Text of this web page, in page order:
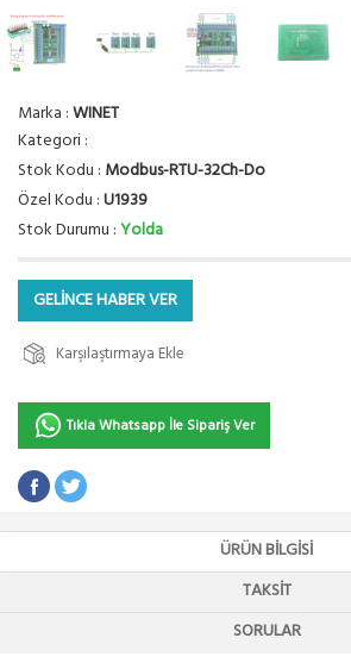
Marka :WINET
Kategori :
Stok Kodu : Modbus-RTU-32Ch-Do
Özel Kodu :U1939
Stok Durumu :Yolda
GELİNCE HABER VER
Karşılaştırmaya Ekle
Tıkla Whatsapp İle Sipariş Ver
ÜRÜN BILGISI
TAKSIT
SORULAR